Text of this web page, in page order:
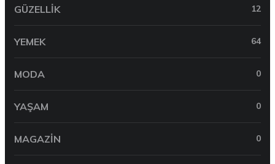
GÜZELLIK 12
YEMEK 64
MODA 0
YAŞAM 0
MAGAZIN 0